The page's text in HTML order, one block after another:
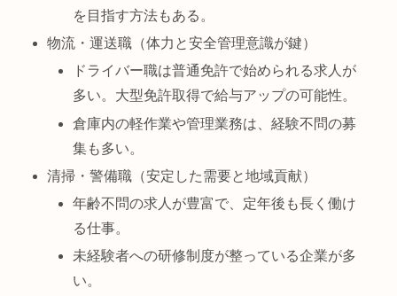
を目指す方法もある。
物流・運送職（体力と安全管理意識が鍵）
ドライバー職は普通免許で始められる求人が
多い。大型免許取得で給与アップの可能性。
倉庫内の軽作業や管理業務は、経験不問の募
集も多い。
清掃・警備職（安定した需要と地域貢献）
年齢不問の求人が豊富で、定年後も長く働け
る仕事。
未経験者への研修制度が整っている企業が多
い。